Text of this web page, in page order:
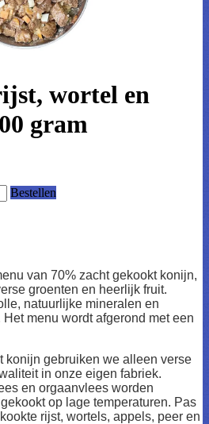
wortel en
gram
Bestellen
van 70% zacht gekookt konijn,
groenten en heerlijk fruit.
natuurlijke mineralen en
menu wordt afgerond met een
konijn gebruiken we alleen verse
in onze eigen fabriek.
en orgaanvlees worden
op lage temperaturen. Pas
rijst, wortels, appels, peer en